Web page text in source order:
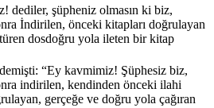
dediler, şüpheniz olmasın ki biz,
İndirilen, önceki kitapları doğrulayan
dosdoğru yola ileten bir kitap
“Ey kavmimiz! Şüphesiz biz,
indirilen, kendinden önceki ilahi
gerçeğe ve doğru yola çağıran